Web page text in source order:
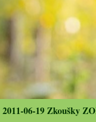
2011-06-19 Zkoušky